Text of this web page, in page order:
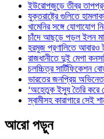
ইউরোপজুড়ে তীব্র
যুক্তরাষ্ট্রে গুলিতে
খামেনির সঙ্গে যোগাযোগ
চাঁদে আছড়ে পড়ল ইলন
হরমুজ প্রণালিতে আবারও
রাজধানীতে দুই মেগা
চলচ্চিত্র সার্টিফিকেশন
ভারতের জনপ্রিয়
‘অহেতুক ইস্যু তৈরি করে
স্বামীসহ কারাগারে সেই
আরো পড়ুন